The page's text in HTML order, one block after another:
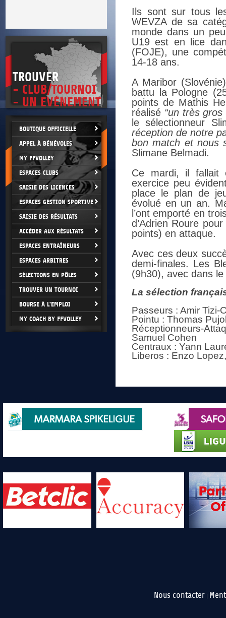
TROUVER
- CLUB/TOURNOI
- UN EVÈNEMENT
BOUTIQUE OFFICIELLE
APPEL À BÉNÉVOLES
MY FFVOLLEY
ESPACES CLUBS
SAISIE DES LICENCES
ESPACES GESTION SPORTIVE
SAISIE DES RÉSULTATS
ACCÉDER AUX RÉSULTATS
ESPACES ENTRAÎNEURS
ESPACES ARBITRES
SÉLECTIONS EN PÔLES
TROUVER UN TOURNOI
BOURSE À L'EMPLOI
MY COACH BY FFVOLLEY
Ils sont sur tous
WEVZA de sa
monde dans un
U19 est en lice
(FOJE), une
14-18 ans.
A Maribor
battu la Pologne
points de Mathis
réalisé “un très
le sélectionneur
réception de notre
bon match et nous
Slimane Belmadi.
Ce mardi, il fallait
exercice peu
place le plan de
évolué en un an.
l’ont emporté en
d’Adrien Roure
points) en attaque.
Avec ces deux
demi-finales. Les
(9h30), avec dans
La sélection
Passeurs : Amir Tizi-
Pointu : Thomas
Réceptionneurs-
Samuel Cohen
Centraux : Yann
Liberos : Enzo
Nous contacter |